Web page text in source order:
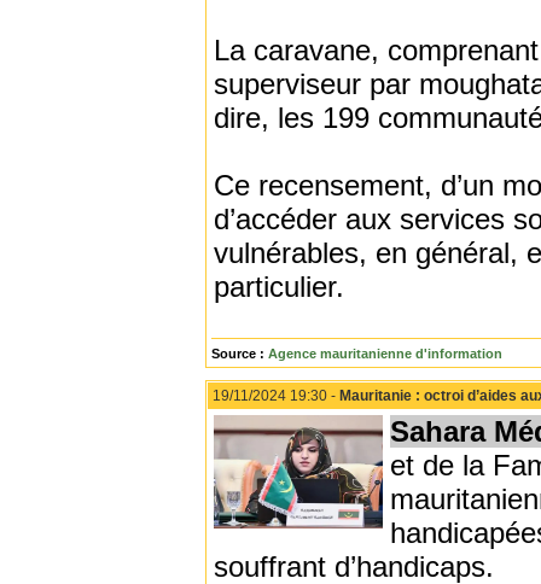
La caravane,
superviseur par
dire, les 199
Ce recensement, d’un
d’accéder aux services
vulnérables, en général,
particulier.
Source : Agence mauritanienne d'information
19/11/2024 19:30 - Mauritanie : octroi d’aides
Sahara
et de la
souffrant d’handicaps.